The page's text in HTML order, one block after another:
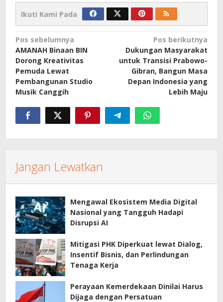
Ikuti Kami Pada
Navigasi
pos
Pos sebelumnya
AMANAH Binaan BIN
Dorong Kreativitas
Pemuda Lewat
Pembangunan Studio
Musik Canggih
Pos berikutnya
Dukungan Masyarakat
untuk Transisi Prabowo-
Gibran, Bangun Masa
Depan Indonesia yang
Lebih Maju
Jangan Lewatkan
Mengawal Ekosistem Media Digital
Nasional yang Tangguh Hadapi
Disrupsi AI
Mitigasi PHK Diperkuat lewat Dialog,
Insentif Bisnis, dan Perlindungan
Tenaga Kerja
Perayaan Kemerdekaan Dinilai Harus
Dijaga dengan Persatuan